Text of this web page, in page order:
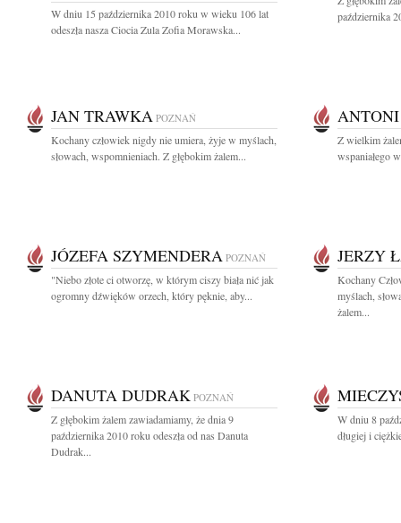
W dniu 15 października 2010 roku w wieku 106 lat
odeszła nasza Ciocia Zula Zofia Morawska...
października
JAN TRAWKA POZNAŃ
Kochany człowiek nigdy nie umiera, żyje w myślach,
słowach, wspomnieniach. Z głębokim żalem...
Z wielkim
wspaniałego
JÓZEFA SZYMENDERA POZNAŃ
"Niebo złote ci otworzę, w którym ciszy biała nić jak
ogromny dźwięków orzech, który pęknie, aby...
JERZY
Kochany
myślach,
żalem...
DANUTA DUDRAK POZNAŃ
Z głębokim żalem zawiadamiamy, że dnia 9
października 2010 roku odeszła od nas Danuta
Dudrak...
W dniu 8
długiej i